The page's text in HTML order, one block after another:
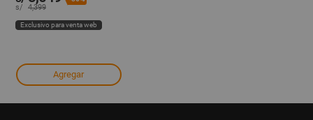
s/ 4,399
Exclusivo para venta web
Agregar